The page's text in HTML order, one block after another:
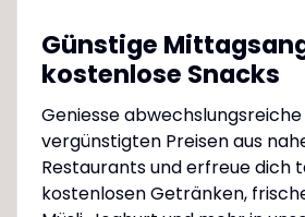
Günstige
kostenlose Snacks
Geniesse
vergünstigten Preisen aus
Restaurants und erfreue dich
kostenlosen Getränken,